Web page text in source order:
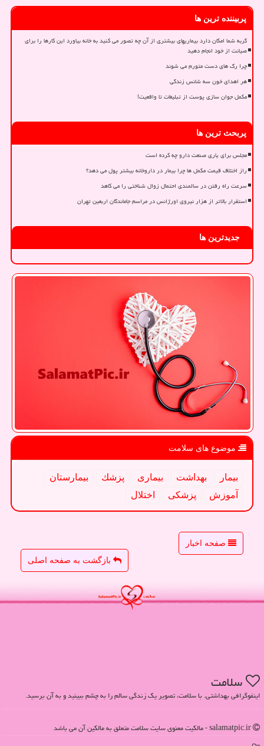
پربیننده ترین ها
گربه شما امکان دارد بیماریهای بیشتری از آن چه تصور می کنید به خانه بیاورد این کارها را برای
صیانت از خود انجام دهید
چرا رگ های دست متورم می شوند
هر اهدای خون سه شانس زندگی
مکمل جوان سازی پوست از تبلیغات تا واقعیت!
پربحث ترین ها
مجلس برای یاری صنعت دارو چه کرده است
راز اختلاف قیمت مکمل ها چرا بیمار در داروخانه بیشتر پول می دهد؟
سرعت راه رفتن در سالمندی احتمال زوال شناختی را می کاهد
استقرار بالاتر از هزار نیروی اورژانس در مراسم جاماندگان اربعین تهران
جدیدترین ها
موضوع های سلامت
بیمار بهداشت بیماری پزشك
بیمارستان
آموزش
پزشكی اختلال
صفحه اخبار
بازگشت به صفحه اصلی
سلامت
اینفوگرافی بهداشتی. با سلامت، تصویر یک زندگی سالم را به چشم ببینید و به آن برسید.